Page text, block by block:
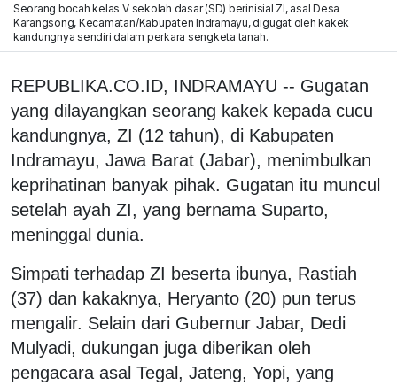
Seorang bocah kelas V sekolah dasar (SD) berinisial ZI, asal Desa
Karangsong, Kecamatan/Kabupaten Indramayu, digugat oleh kakek
kandungnya sendiri dalam perkara sengketa tanah.
REPUBLIKA.CO.ID, INDRAMAYU -- Gugatan
yang dilayangkan seorang kakek kepada cucu
kandungnya, ZI (12 tahun), di Kabupaten
Indramayu, Jawa Barat (Jabar), menimbulkan
keprihatinan banyak pihak. Gugatan itu muncul
setelah ayah ZI, yang bernama Suparto,
meninggal dunia.
Simpati terhadap ZI beserta ibunya, Rastiah
(37) dan kakaknya, Heryanto (20) pun terus
mengalir. Selain dari Gubernur Jabar, Dedi
Mulyadi, dukungan juga diberikan oleh
pengacara asal Tegal, Jateng, Yopi, yang